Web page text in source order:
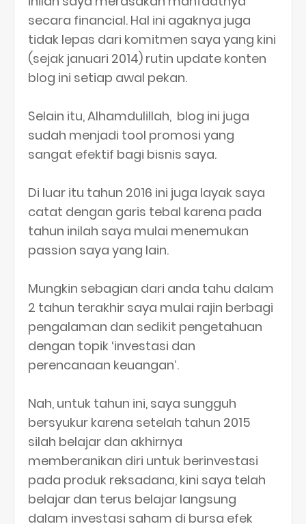
secara financial. Hal ini agaknya juga
tidak lepas dari komitmen saya yang kini
(sejak januari 2014) rutin update konten
blog ini setiap awal pekan.
Selain itu, Alhamdulillah, blog ini juga
sudah menjadi tool promosi yang
sangat efektif bagi bisnis saya.
Di luar itu tahun 2016 ini juga layak saya
catat dengan garis tebal karena pada
tahun inilah saya mulai menemukan
passion saya yang lain.
Mungkin sebagian dari anda tahu dalam
2 tahun terakhir saya mulai rajin berbagi
pengalaman dan sedikit pengetahuan
dengan topik ‘investasi dan
perencanaan keuangan’.
Nah, untuk tahun ini, saya sungguh
bersyukur karena setelah tahun 2015
silah belajar dan akhirnya
memberanikan diri untuk berinvestasi
pada produk reksadana, kini saya telah
belajar dan terus belajar langsung
dalam investasi saham di bursa efek